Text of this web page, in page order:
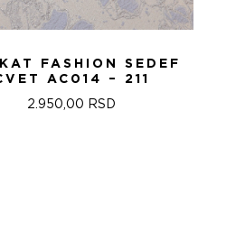
FASHION SEDEF
AC014 – 211
2.950,00 RSD